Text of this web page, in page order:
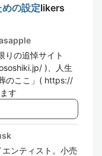
の設定likers
りの追悼サイト
)、人生
のここ」( https://
す
ンティスト。小売